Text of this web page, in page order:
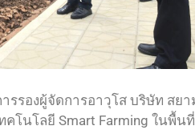
ารรองผู้จัดการอาวุโส บริษัท ส
นโลยี Smart Farming ในพื้น